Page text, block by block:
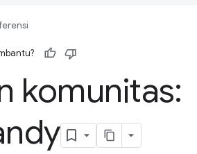
komunitas: